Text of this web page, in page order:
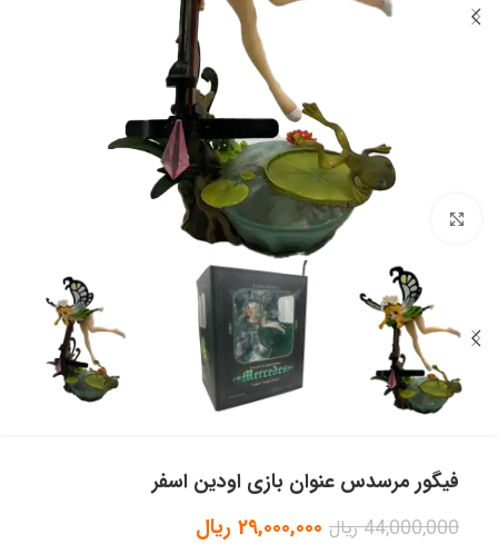
بزرگنمایی تصویر
فیگور مرسدس عنوان بازی اودین اسفر
44,000,000ریال 29,000,000 ریال